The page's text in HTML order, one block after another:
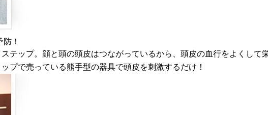
！
テップ。顔と頭の頭皮はつながっているから、頭皮の血行をよくし
で売っている熊手型の器具で頭皮を刺激するだけ！